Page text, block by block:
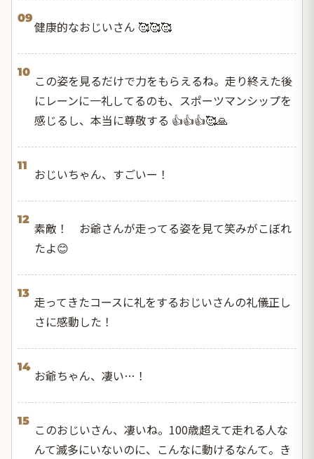
09
健康的なおじいさん 🥰🥰🥰
10
この姿を見るだけで力をもらえるね。走り終えた後
にレーンに一礼してるのも、スポーツマンシップを
感じるし、本当に尊敬する 👍👍👍🥰🙏
11
おじいちゃん、すごいー！
12
素敵！ お爺さんが走ってる姿を見て笑みがこぼれ
たよ😊
13
走ってきたコースに礼をするおじいさんの礼儀正し
さに感動した！
14
お爺ちゃん、凄い…！
15
このおじいさん、凄いね。100歳超えて走れる人な
んて滅多にいないのに、こんなに動けるなんて。き